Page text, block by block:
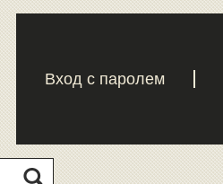
Вход с паролем